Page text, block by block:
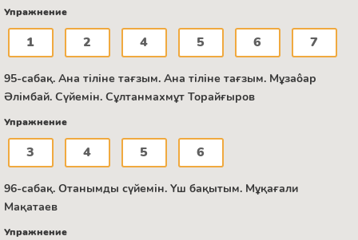
Упражнение
1 2 4 5 6 7
95-сабақ. Ана тіліне тағзым. Ана тіліне тағзым. Мұзаôар
Әлімбай. Сүйемін. Сұлтанмахмұт Торайғыров
Упражнение
3 4 5 6
96-сабақ. Отанымды сүйемін. Үш бақытым. Мұқағали
Мақатаев
Упражнение